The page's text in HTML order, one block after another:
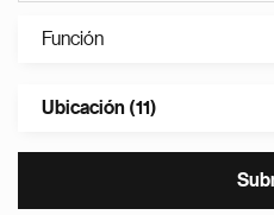
Función
Ubicación (11)